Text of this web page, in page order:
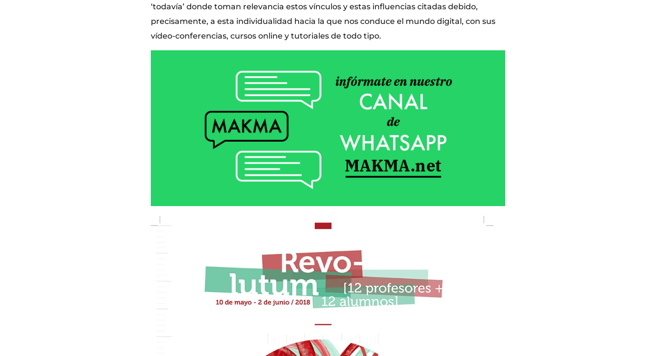
‘todavía’ donde toman relevancia estos vínculos y estas influencias citadas debido,
precisamente, a esta individualidad hacia la que nos conduce el mundo digital, con sus
vídeo-conferencias, cursos online y tutoriales de todo tipo.